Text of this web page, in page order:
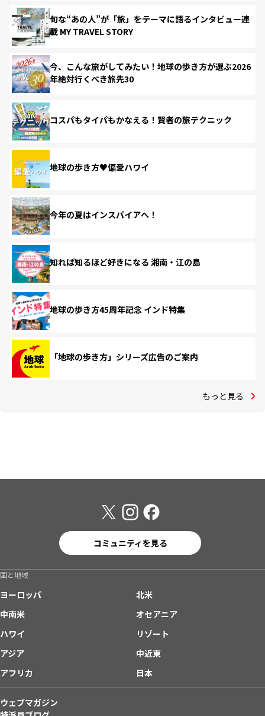
旬な“あの人”が「旅」をテーマに語るインタビュー連
載 MY TRAVEL STORY
今、こんな旅がしてみたい！地球の歩き方が選ぶ2026
年絶対行くべき旅先30
コスパもタイパもかなえる！賢者の旅テクニック
地球の歩き方♥偏愛ハワイ
今年の夏はインスパイアへ！
知れば知るほど好きになる 湘南・江の島
地球の歩き方45周年記念 インド特集
「地球の歩き方」シリーズ広告のご案内
もっと見る
コミュニティを見る
国と地域
ヨーロッパ
北米
中南米
オセアニア
ハワイ
リゾート
アジア
中近東
アフリカ
日本
ウェブマガジン